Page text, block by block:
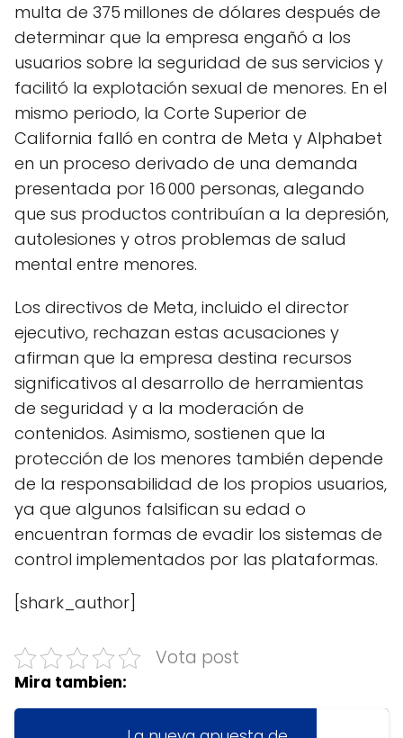
multa de 375 millones de dólares después de
determinar que la empresa engañó a los
usuarios sobre la seguridad de sus servicios y
facilitó la explotación sexual de menores. En el
mismo periodo, la Corte Superior de
California falló en contra de Meta y Alphabet
en un proceso derivado de una demanda
presentada por 16 000 personas, alegando
que sus productos contribuían a la depresión,
autolesiones y otros problemas de salud
mental entre menores.
Los directivos de Meta, incluido el director
ejecutivo, rechazan estas acusaciones y
afirman que la empresa destina recursos
significativos al desarrollo de herramientas
de seguridad y a la moderación de
contenidos. Asimismo, sostienen que la
protección de los menores también depende
de la responsabilidad de los propios usuarios,
ya que algunos falsifican su edad o
encuentran formas de evadir los sistemas de
control implementados por las plataformas.
[shark_author]
Vota post
Mira tambien: